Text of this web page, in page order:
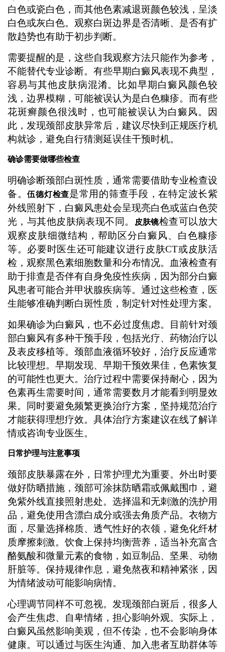
白色或瓷白色，而其他色素减退斑颜色较浅，呈淡
白色或灰白色。观察白斑边界是否清晰、是否有扩
散趋势也有助于初步判断。
需要提醒的是，这些自我观察方法只能作为参考，
不能替代专业诊断。有些早期白癜风表现不典型，
容易与其他皮肤病混淆。比如早期白癜风颜色较
浅，边界模糊，可能被误认为是白色糠疹。而有些
花斑癣颜色很浅时，也可能被误认为白癜风。因
此，发现颈部皮肤异常后，建议尽快到正规医疗机
构就诊，避免自行猜测延误佳干预时机。
确诊需要做哪些检查
明确诊断颈部白斑性质，通常需要借助专业检查设
备。伍德灯检查是常用的筛查手段，在特定波长紫
外线照射下，白癜风患处会呈现亮白色或蓝白色荧
光，与其他皮肤病表现不同。
皮肤镜检查可以放大
观察皮肤细微结构，帮助区分白癜风、白色糠疹
等。必要时医生还可能建议进行皮肤CT或皮肤活
检，观察黑色素细胞数量和分布情况。血液检查有
助于排查是否伴有自身免疫性疾病，因为部分白癜
风患者可能合并甲状腺疾病等。通过这些检查，医
生能够准确判断白斑性质，制定针对性处理方案。
如果确诊为白癜风，也不必过度焦虑。目前针对颈
部白癜风有多种干预手段，包括光疗、药物治疗以
及表皮移植等。颈部血液循环较好，治疗反应通常
比较理想。早期发现、早期干预效果佳，色素恢复
的可能性也更大。治疗过程中需要保持耐心，因为
色素再生需要时间，通常需要数月才能看到明显效
果。同时要避免频繁更换治疗方案，坚持规范治疗
才能获得理想疗效。具体治疗方案建议在线了解详
情或咨询专业医生。
日常护理与注意事项
颈部皮肤暴露在外，日常护理尤为重要。外出时要
做好防晒措施，颈部可涂抹防晒霜或佩戴围巾，避
免紫外线直接照射患处。选择温和无刺激的洗护用
品，避免使用含漂白成分或强去角质产品。衣物方
面，尽量选择棉质、透气性好的衣领，避免化纤材
质摩擦刺激。饮食上保持均衡营养，适当补充富含
酪氨酸和微量元素的食物，如豆制品、坚果、动物
肝脏等。保持规律作息，避免熬夜和精神紧张，因
为情绪波动可能影响病情。
心理调节同样不可忽视。发现颈部白斑后，很多人
会产生焦虑、自卑情绪，担心影响外观。实际上，
白癜风虽然影响美观，但不传染，也不会影响身体
健康。可以通过与医生沟通、加入患者互助群体等